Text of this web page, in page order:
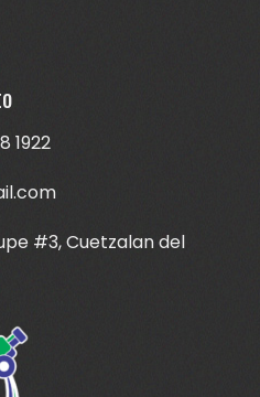
1922
#3, Cuetzalan del